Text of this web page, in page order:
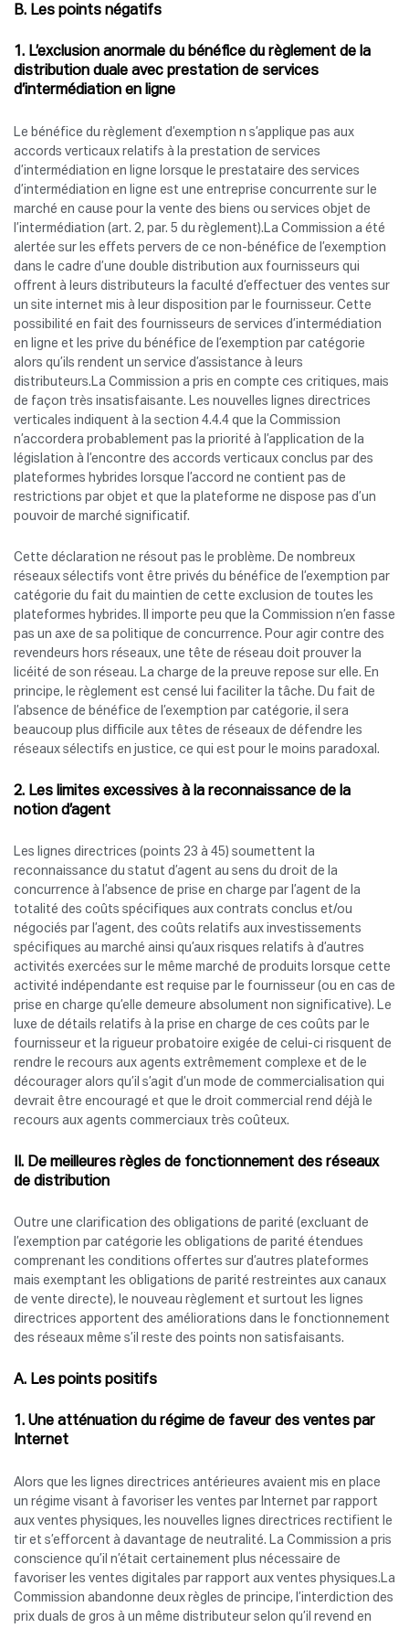
B. Les points négatifs
1. L’exclusion anormale du bénéfice du règlement de la
distribution duale avec prestation de services
d’intermédiation en ligne
Le bénéfice du règlement d’exemption n s’applique pas aux
accords verticaux relatifs à la prestation de services
d’intermédiation en ligne lorsque le prestataire des services
d’intermédiation en ligne est une entreprise concurrente sur le
marché en cause pour la vente des biens ou services objet de
l’intermédiation (art. 2, par. 5 du règlement).La Commission a été
alertée sur les effets pervers de ce non-bénéfice de l’exemption
dans le cadre d’une double distribution aux fournisseurs qui
offrent à leurs distributeurs la faculté d’effectuer des ventes sur
un site internet mis à leur disposition par le fournisseur. Cette
possibilité en fait des fournisseurs de services d’intermédiation
en ligne et les prive du bénéfice de l’exemption par catégorie
alors qu’ils rendent un service d’assistance à leurs
distributeurs.La Commission a pris en compte ces critiques, mais
de façon très insatisfaisante. Les nouvelles lignes directrices
verticales indiquent à la section 4.4.4 que la Commission
n’accordera probablement pas la priorité à l’application de la
législation à l’encontre des accords verticaux conclus par des
plateformes hybrides lorsque l’accord ne contient pas de
restrictions par objet et que la plateforme ne dispose pas d’un
pouvoir de marché significatif.
Cette déclaration ne résout pas le problème. De nombreux
réseaux sélectifs vont être privés du bénéfice de l’exemption par
catégorie du fait du maintien de cette exclusion de toutes les
plateformes hybrides. Il importe peu que la Commission n’en fasse
pas un axe de sa politique de concurrence. Pour agir contre des
revendeurs hors réseaux, une tête de réseau doit prouver la
licéité de son réseau. La charge de la preuve repose sur elle. En
principe, le règlement est censé lui faciliter la tâche. Du fait de
l’absence de bénéfice de l’exemption par catégorie, il sera
beaucoup plus difficile aux têtes de réseaux de défendre les
réseaux sélectifs en justice, ce qui est pour le moins paradoxal.
2. Les limites excessives à la reconnaissance de la
notion d’agent
Les lignes directrices (points 23 à 45) soumettent la
reconnaissance du statut d’agent au sens du droit de la
concurrence à l’absence de prise en charge par l’agent de la
totalité des coûts spécifiques aux contrats conclus et/ou
négociés par l’agent, des coûts relatifs aux investissements
spécifiques au marché ainsi qu’aux risques relatifs à d’autres
activités exercées sur le même marché de produits lorsque cette
activité indépendante est requise par le fournisseur (ou en cas de
prise en charge qu’elle demeure absolument non significative). Le
luxe de détails relatifs à la prise en charge de ces coûts par le
fournisseur et la rigueur probatoire exigée de celui-ci risquent de
rendre le recours aux agents extrêmement complexe et de le
décourager alors qu’il s’agit d’un mode de commercialisation qui
devrait être encouragé et que le droit commercial rend déjà le
recours aux agents commerciaux très coûteux.
II. De meilleures règles de fonctionnement des réseaux
de distribution
Outre une clarification des obligations de parité (excluant de
l’exemption par catégorie les obligations de parité étendues
comprenant les conditions offertes sur d’autres plateformes
mais exemptant les obligations de parité restreintes aux canaux
de vente directe), le nouveau règlement et surtout les lignes
directrices apportent des améliorations dans le fonctionnement
des réseaux même s’il reste des points non satisfaisants.
A. Les points positifs
1. Une atténuation du régime de faveur des ventes par
Internet
Alors que les lignes directrices antérieures avaient mis en place
un régime visant à favoriser les ventes par Internet par rapport
aux ventes physiques, les nouvelles lignes directrices rectifient le
tir et s’efforcent à davantage de neutralité. La Commission a pris
conscience qu’il n’était certainement plus nécessaire de
favoriser les ventes digitales par rapport aux ventes physiques.La
Commission abandonne deux règles de principe, l’interdiction des
prix duals de gros à un même distributeur selon qu’il revend en